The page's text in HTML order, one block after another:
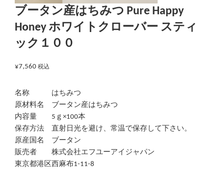
ブータン産はちみつ Pure Happy
Honey ホワイトクローバー スティ
ック１００
¥7,560 税込
名称 はちみつ
原材料名 ブータン産はちみつ
内容量 5ｇ×100本
保存方法 直射日光を避け、常温で保存して下さい。
原産国名 ブータン
販売者 株式会社エフユーアイジャパン
東京都港区西麻布1-11-8